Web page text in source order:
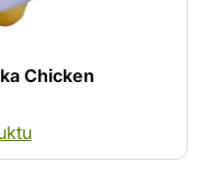
Chicken